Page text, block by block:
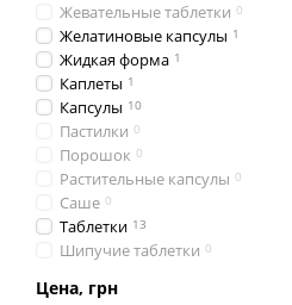
Жевательные таблетки 0
Желатиновые капсулы 1
Жидкая форма 1
Каплеты 1
Капсулы 10
Пастилки 0
Порошок 0
Растительные капсулы 0
Саше 0
Таблетки 13
Шипучие таблетки 0
Цена, грн